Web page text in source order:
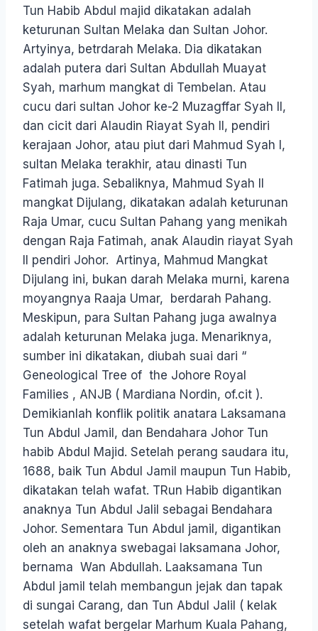
Tun Habib Abdul majid dikatakan adalah
keturunan Sultan Melaka dan Sultan Johor.
Artyinya, betrdarah Melaka. Dia dikatakan
adalah putera dari Sultan Abdullah Muayat
Syah, marhum mangkat di Tembelan. Atau
cucu dari sultan Johor ke-2 Muzagffar Syah II,
dan cicit dari Alaudin Riayat Syah II, pendiri
kerajaan Johor, atau piut dari Mahmud Syah I,
sultan Melaka terakhir, atau dinasti Tun
Fatimah juga. Sebaliknya, Mahmud Syah II
mangkat Dijulang, dikatakan adalah keturunan
Raja Umar, cucu Sultan Pahang yang menikah
dengan Raja Fatimah, anak Alaudin riayat Syah
II pendiri Johor. Artinya, Mahmud Mangkat
Dijulang ini, bukan darah Melaka murni, karena
moyangnya Raaja Umar, berdarah Pahang.
Meskipun, para Sultan Pahang juga awalnya
adalah keturunan Melaka juga. Menariknya,
sumber ini dikatakan, diubah suai dari “
Geneological Tree of the Johore Royal
Families , ANJB ( Mardiana Nordin, of.cit ).
Demikianlah konflik politik anatara Laksamana
Tun Abdul Jamil, dan Bendahara Johor Tun
habib Abdul Majid. Setelah perang saudara itu,
1688, baik Tun Abdul Jamil maupun Tun Habib,
dikatakan telah wafat. TRun Habib digantikan
anaknya Tun Abdul Jalil sebagai Bendahara
Johor. Sementara Tun Abdul jamil, digantikan
oleh an anaknya swebagai laksamana Johor,
bernama Wan Abdullah. Laaksamana Tun
Abdul jamil telah membangun jejak dan tapak
di sungai Carang, dan Tun Abdul Jalil ( kelak
setelah wafat bergelar Marhum Kuala Pahang,